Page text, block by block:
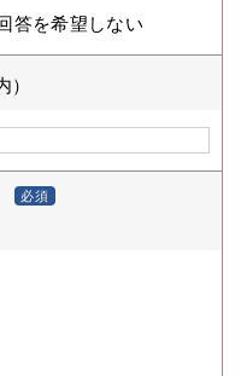
答を希望しない
必須